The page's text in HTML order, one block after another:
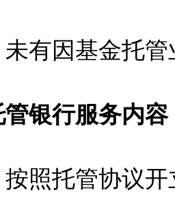
因基金托管
银行服务内容
托管协议开